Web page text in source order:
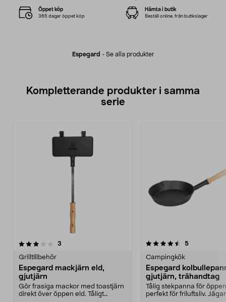
Espegard - Se alla produkter
Öppet köp
365 dagar öppet köp
Hämta i butik
Beställ online, från butikslager
Kompletterande produkter i samma
serie
3
Grilltillbehör
Espegard mackjärn eld,
gjutjärn
Gör frasiga mackor med toastjärn
direkt över öppen eld. Tåligt
4.5av 5 stjärnor 5recensioner
Campingkök
Espegard
gjutjärn, trähandtag
Tålig stekpanna för
perfekt för friluftsliv.
5.0av 5 stjärnor